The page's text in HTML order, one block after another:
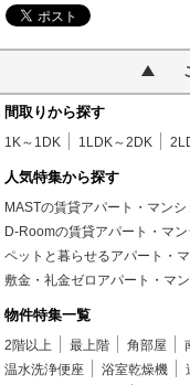
間取りから探す
1K～1DK 1LDK～2DK
人気特集から探す
MASTの賃貸アパート・マンシ
D-Roomの賃貸アパート・マン
ペットと暮らせるアパート・
敷金・礼金ゼロアパート・マ
物件特集一覧
2階以上 最上階 角部屋
温水洗浄便座
浴室乾燥機